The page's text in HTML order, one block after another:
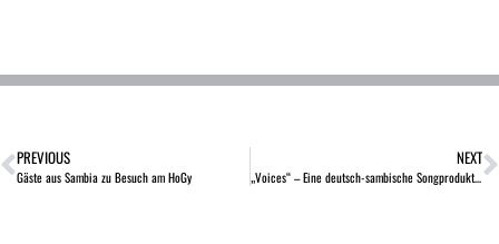
PREVIOUS
Gäste aus Sambia zu Besuch am HoGy
NEXT
„Voices“ – Eine deutsch-sambische Songproduktion